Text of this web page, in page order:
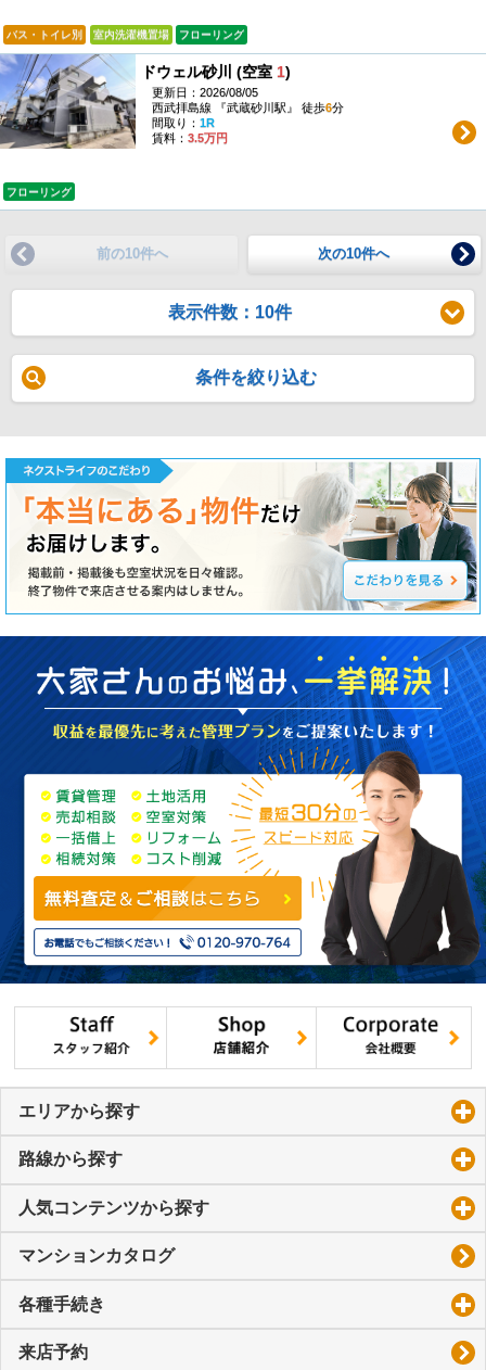
バス・トイレ別 室内洗濯機置場 フローリング
ドウェル砂川 (空室 1)
更新日：2026/08/05
西武拝島線 『武蔵砂川駅』 徒歩6分
間取り： 1R
賃料： 3.5万円
フローリング
前の10件へ 次の10件へ
表示件数：10件
条件を絞り込む
エリアから探す
路線から探す
人気コンテンツから探す
マンションカタログ
各種手続き
来店予約